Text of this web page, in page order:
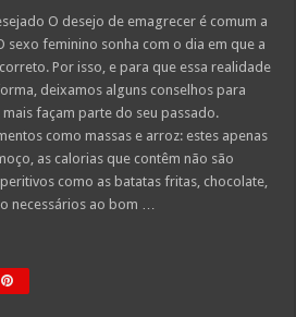
O desejo de emagrecer é comum a
sexo feminino sonha com o dia em que a
Por isso, e para que essa realidade
deixamos alguns conselhos para
façam parte do seu passado.
como massas e arroz: estes apenas
as calorias que contêm não são
como as batatas fritas, chocolate,
necessários ao bom …